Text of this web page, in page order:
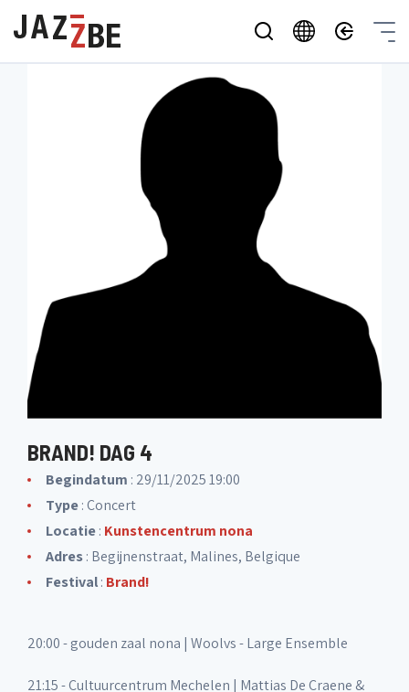
BRAND! DAG 4
Begindatum : 29/11/2025 19:00
Type: Concert
Locatie: Kunstencentrum nona
Adres: Begijnenstraat, Malines, Belgique
Festival: Brand!
20:00 - gouden zaal nona | Woolvs - Large Ensemble
21:15 - Cultuurcentrum Mechelen | Mattias De Craene &